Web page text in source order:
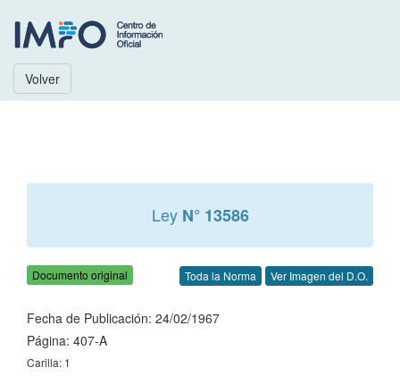
Volver
Ley N° 13586
Documento original Toda la Norma Ver Imagen del D.O.
Fecha de Publicación: 24/02/1967
Página: 407-A
Carilla: 1